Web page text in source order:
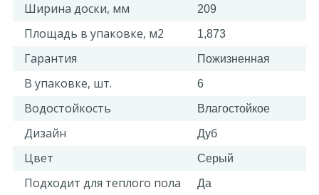
Ширина доски, мм 209
Площадь в упаковке, м2 1,873
Гарантия Пожизненная
В упаковке, шт. 6
Водостойкость Влагостойкое
Дизайн Дуб
Цвет Серый
Подходит для теплого пола Да